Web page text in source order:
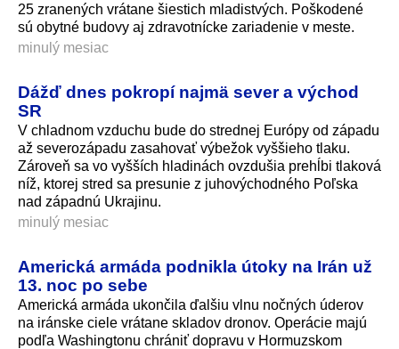
25 zranených vrátane šiestich mladistvých. Poškodené
sú obytné budovy aj zdravotnícke zariadenie v meste.
minulý mesiac
Dážď dnes pokropí najmä sever a východ
SR
V chladnom vzduchu bude do strednej Európy od západu
až severozápadu zasahovať výbežok vyššieho tlaku.
Zároveň sa vo vyšších hladinách ovzdušia prehĺbi tlaková
níž, ktorej stred sa presunie z juhovýchodného Poľska
nad západnú Ukrajinu.
minulý mesiac
Americká armáda podnikla útoky na Irán už
13. noc po sebe
Americká armáda ukončila ďalšiu vlnu nočných úderov
na iránske ciele vrátane skladov dronov. Operácie majú
podľa Washingtonu chrániť dopravu v Hormuzskom